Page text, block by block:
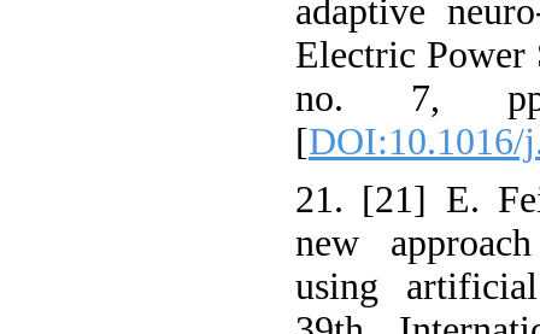
adaptive
Electric Power
no. 7, pp.
[DOI:10.1016/
21. [21] E.
new
using